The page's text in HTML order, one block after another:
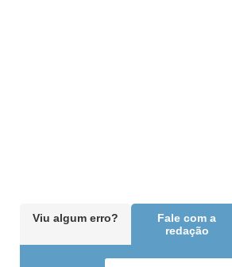
Viu algum erro?
Fale com a
redação